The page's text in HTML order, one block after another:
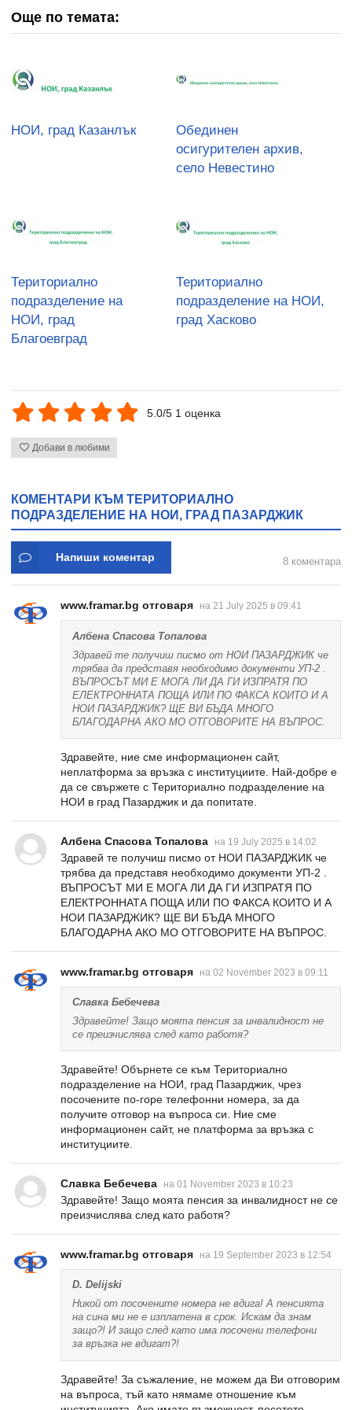
Още по темата:
НОИ, град Казанлък
Обединен
осигурителен архив,
село Невестино
Териториално
подразделение на
НОИ, град
Благоевград
Териториално
подразделение на НОИ,
град Хасково
5.0/5 1 оценка
Добави в любими
КОМЕНТАРИ КЪМ ТЕРИТОРИАЛНО
ПОДРАЗДЕЛЕНИЕ НА НОИ, ГРАД ПАЗАРДЖИК
Напиши коментар 8 коментара
www.framar.bg отговаря на 21 July 2025 в 09:41
Албена Спасова Топалова
Здравей те получиш писмо от НОИ ПАЗАРДЖИК че
трябва да представя необходимо документи УП-2 .
ВЪПРОСЪТ МИ Е МОГА ЛИ ДА ГИ ИЗПРАТЯ ПО
ЕЛЕКТРОННАТА ПОЩА ИЛИ ПО ФАКСА КОИТО И А
НОИ ПАЗАРДЖИК? ЩЕ ВИ БЪДА МНОГО
БЛАГОДАРНА АКО МО ОТГОВОРИТЕ НА ВЪПРОС.
Здравейте, ние сме информационен сайт,
неплатформа за връзка с институциите. Най-добре е
да се свържете с Териториално подразделение на
НОИ в град Пазарджик и да попитате.
Албена Спасова Топалова на 19 July 2025 в 14:02
Здравей те получиш писмо от НОИ ПАЗАРДЖИК че
трябва да представя необходимо документи УП-2 .
ВЪПРОСЪТ МИ Е МОГА ЛИ ДА ГИ ИЗПРАТЯ ПО
ЕЛЕКТРОННАТА ПОЩА ИЛИ ПО ФАКСА КОИТО И А
НОИ ПАЗАРДЖИК? ЩЕ ВИ БЪДА МНОГО
БЛАГОДАРНА АКО МО ОТГОВОРИТЕ НА ВЪПРОС.
www.framar.bg отговаря на 02 November 2023 в 09:11
Славка Бебечева
Здравейте! Защо моята пенсия за инвалидност не
се преизчислява след като работя?
Здравейте! Обърнете се към Териториално
подразделение на НОИ, град Пазарджик, чрез
посочените по-горе телефонни номера, за да
получите отговор на въпроса си. Ние сме
информационен сайт, не платформа за връзка с
институциите.
Славка Бебечева на 01 November 2023 в 10:23
Здравейте! Защо моята пенсия за инвалидност не се
преизчислява след като работя?
www.framar.bg отговаря на 19 September 2023 в 12:54
D. Delijski
Никой от посочените номера не вдига! А пенсията
на сина ми не е изплатена в срок. Искам да знам
защо?! И защо след като има посочени телефони
за връзка не вдигат?!
Здравейте! За съжаление, не можем да Ви отговорим
на въпроса, тъй като нямаме отношение към